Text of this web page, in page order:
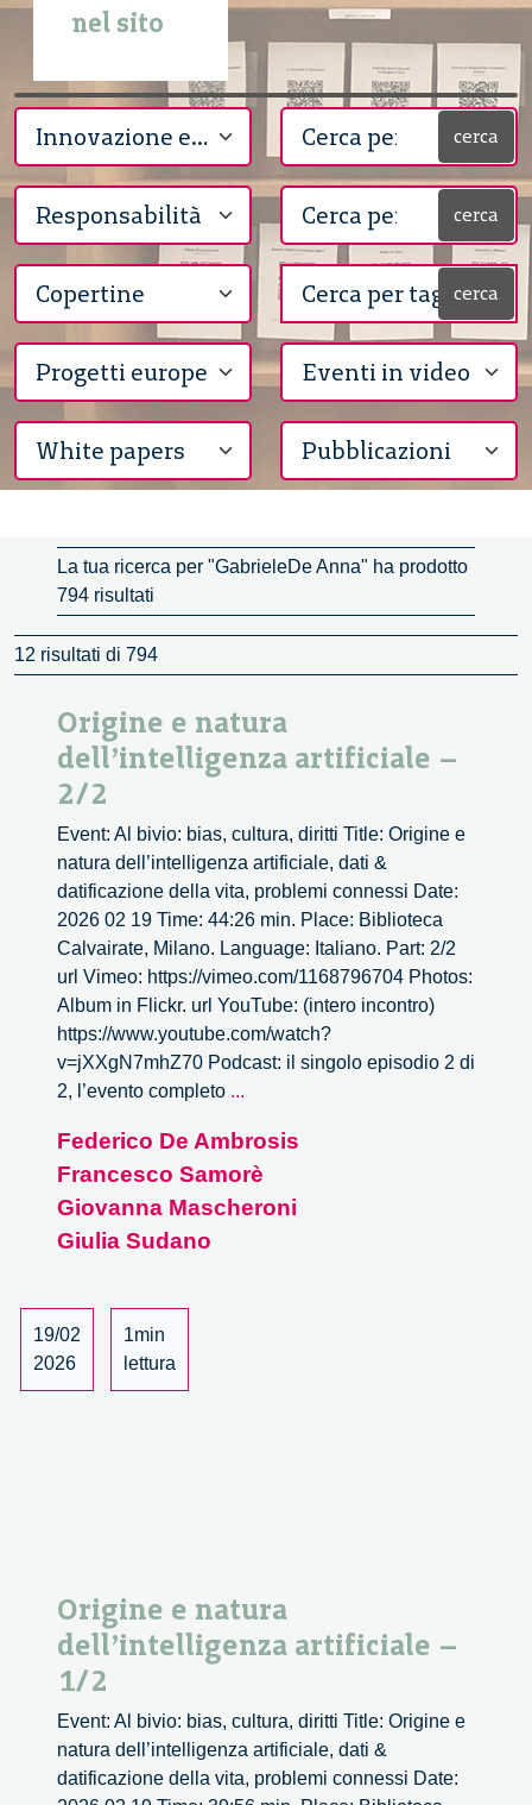
nel sito
cerca
cerca
cerca
La tua ricerca per "GabrieleDe Anna" ha prodotto
794 risultati
12 risultati di 794
Origine e natura
dell’intelligenza artificiale –
2/2
Event: Al bivio: bias, cultura, diritti Title: Origine e
natura dell’intelligenza artificiale, dati &
datificazione della vita, problemi connessi Date:
2026 02 19 Time: 44:26 min. Place: Biblioteca
Calvairate, Milano. Language: Italiano. Part: 2/2
url Vimeo: https://vimeo.com/1168796704 Photos:
Album in Flickr. url YouTube: (intero incontro)
https://www.youtube.com/watch?
v=jXXgN7mhZ70 Podcast: il singolo episodio 2 di
2, l’evento completo ...
natura
dell’intelligenza
artificiale
Federico De Ambrosis
Francesco Samorè
Giovanna Mascheroni
Giulia Sudano
19/02
2026
1min
lettura
Origine e natura
dell’intelligenza artificiale –
1/2
Event: Al bivio: bias, cultura, diritti Title: Origine e
natura dell’intelligenza artificiale, dati &
datificazione della vita, problemi connessi Date: